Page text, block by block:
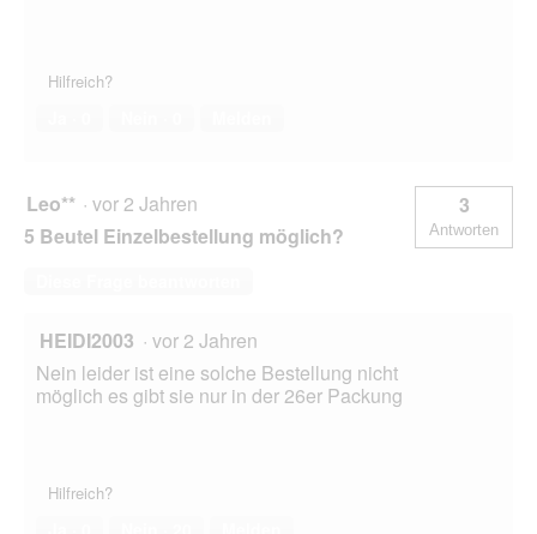
Hilfreich?
Leo** · vor 2 Jahren
5 Beutel Einzelbestellung möglich?
3
Antworten
HEIDI2003 · vor 2 Jahren
Nein leider ist eine solche Bestellung nicht
möglich es gibt sie nur in der 26er Packung
Hilfreich?